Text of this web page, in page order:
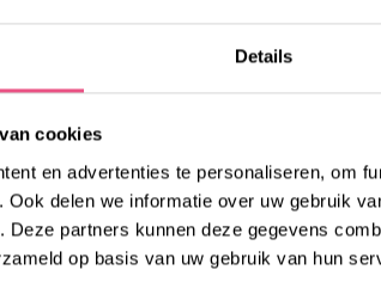
Details
cookies
en advertenties te personaliseren, om
delen we informatie over uw gebruik
Deze partners kunnen deze gegevens
op basis van uw gebruik van hun